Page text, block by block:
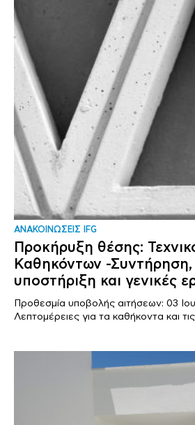
ΑΝΑΚΟΙΝΩΣΕΙΣ IFG
Προκήρυξη θέσης:
Καθηκόντων -Συντήρηση,
υποστήριξη και γενικές
Προθεσμία υποβολής αιτήσεων: 03
Λεπτομέρειες για τα καθήκοντα και